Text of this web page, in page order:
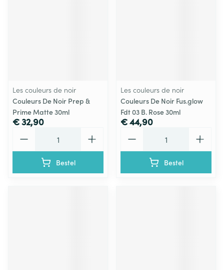
Les couleurs de noir
Couleurs De Noir Prep &
Prime Matte 30ml
€ 32,90
Bestel
Les couleurs de noir
Couleurs De Noir Fus.glow
Fdt 03 B. Rose 30ml
€ 44,90
Bestel